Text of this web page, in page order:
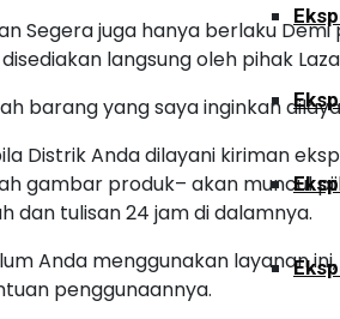
Segera juga hanya berlaku
langsung oleh pihak
barang yang saya inginkan
Distrik Anda dilayani kiriman
gambar produk– akan muncul
dan tulisan 24 jam di dalamnya.
Anda menggunakan layanan
penggunaannya.